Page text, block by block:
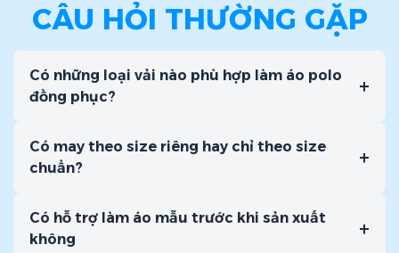
Thiết kế (in 1 mặt, 2 mặt hoặc thêu logo,...)
CÂU HỎI THƯỜNG GẶP
Có những loại vải nào phù hợp làm áo polo
đồng phục?
+
Có may theo size riêng hay chỉ theo size
chuẩn?
+
Có hỗ trợ làm áo mẫu trước khi sản xuất
không
+